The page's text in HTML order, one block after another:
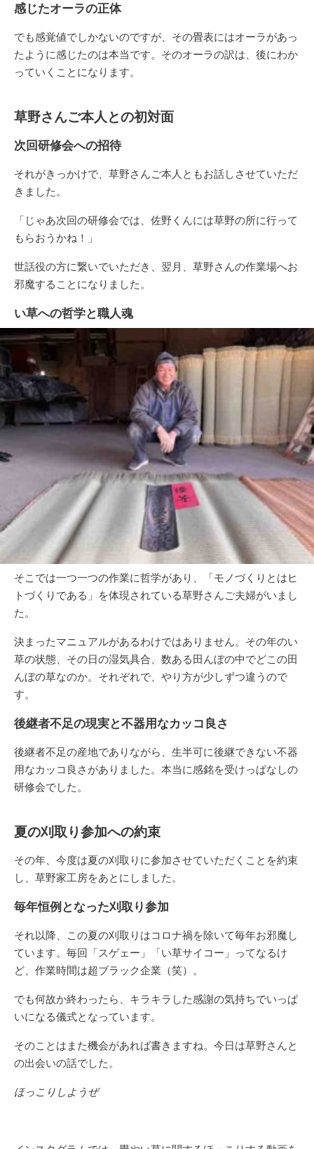
感じたオーラの正体
でも感覚値でしかないのですが、その畳表にはオーラがあっ
たように感じたのは本当です。そのオーラの訳は、後にわか
っていくことになります。
草野さんご本人との初対面
次回研修会への招待
それがきっかけで、草野さんご本人ともお話しさせていただ
きました。
「じゃあ次回の研修会では、佐野くんには草野の所に行って
もらおうかね！」
世話役の方に繋いでいただき、翌月、草野さんの作業場へお
邪魔することになりました。
い草への哲学と職人魂
そこでは一つ一つの作業に哲学があり、「モノづくりとはヒ
トづくりである」を体現されている草野さんご夫婦がいまし
た。
決まったマニュアルがあるわけではありません。その年のい
草の状態、その日の湿気具合、数ある田んぼの中でどこの田
んぼの草なのか。それぞれで、やり方が少しずつ違うので
す。
後継者不足の現実と不器用なカッコ良さ
後継者不足の産地でありながら、生半可に後継できない不器
用なカッコ良さがありました。本当に感銘を受けっぱなしの
研修会でした。
夏の刈取り参加への約束
その年、今度は夏の刈取りに参加させていただくことを約束
し、草野家工房をあとにしました。
毎年恒例となった刈取り参加
それ以降、この夏の刈取りはコロナ禍を除いて毎年お邪魔し
ています。毎回「スゲェー」「い草サイコー」ってなるけ
ど、作業時間は超ブラック企業（笑）。
でも何故か終わったら、キラキラした感謝の気持ちでいっぱ
いになる儀式となっています。
そのことはまた機会があれば書きますね。今日は草野さんと
の出会いの話でした。
ほっこりしようぜ